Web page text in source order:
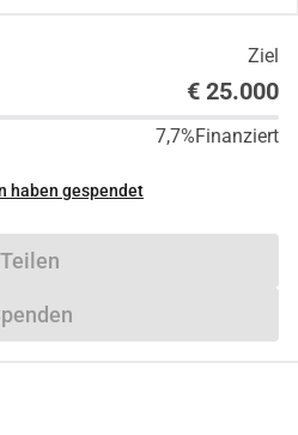
Ziel
€ 25.000
7,7%Finanziert
haben gespendet
Teilen